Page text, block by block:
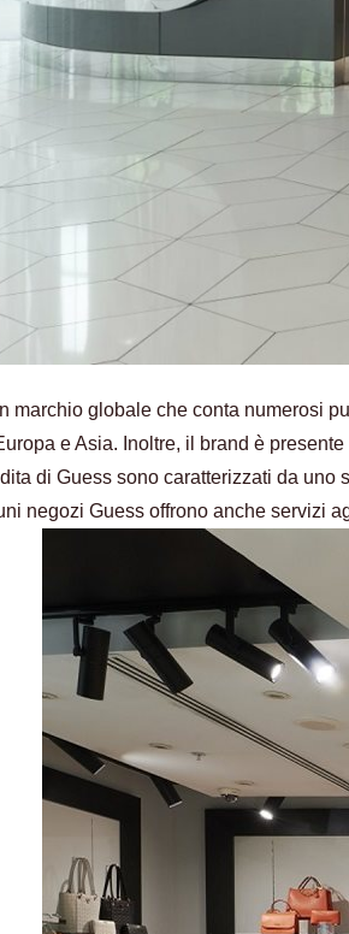
marchio globale che conta numerosi
e Asia. Inoltre, il brand è
di Guess sono caratterizzati da
negozi Guess offrono anche servizi